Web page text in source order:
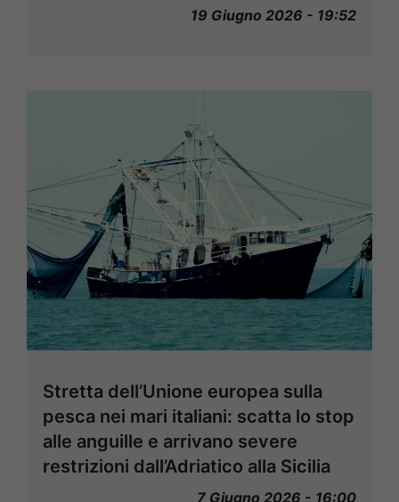
19 Giugno 2026 - 19:52
Stretta dell’Unione europea sulla
pesca nei mari italiani: scatta lo stop
alle anguille e arrivano severe
restrizioni dall’Adriatico alla Sicilia
7 Giugno 2026 - 16:00